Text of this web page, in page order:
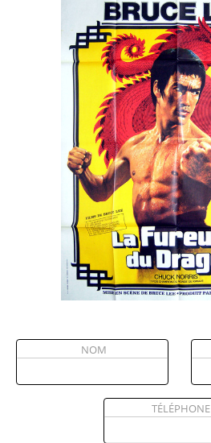
Thématiques
Partenaires
Vendre
NOM
TÉLÉPHONE